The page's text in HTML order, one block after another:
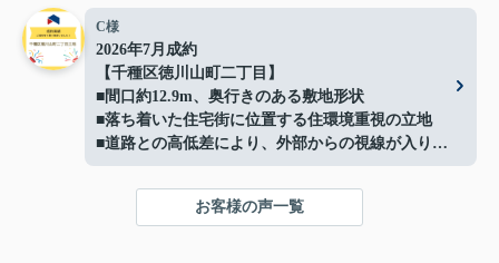
■解体更地渡しでスムーズに建築可能
■閑静な住宅地に立地
■イオン守山店まで約500ｍ
■日常の買い物にも便利な住環境
■守山スマートインターまで車で約3分で車移動の
利便性も良好
■お好きなハウスメーカーで建築可能
C様
2026年7月成約
【千種区徳川山町二丁目】
■間口約12.9m、奥行きのある敷地形状
■落ち着いた住宅街に位置する住環境重視の立地
■道路との高低差により、外部からの視線が入りに
くい落ち着いた敷地
■高低差を活かしたプライバシー性の高い敷地形状
■現況：更地徳川山町土地】
お客様の声一覧